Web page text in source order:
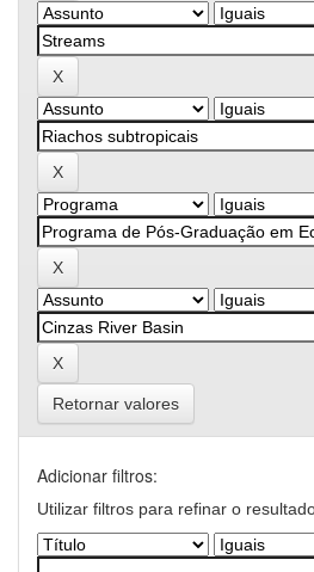
Retornar valores
Adicionar filtros:
Utilizar filtros para refinar o